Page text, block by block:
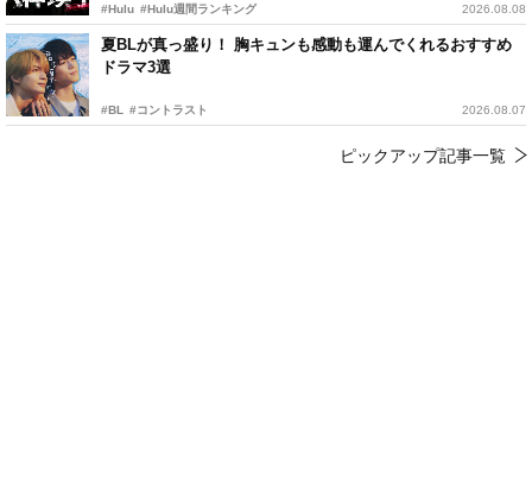
#Hulu #Hulu週間ランキング 2026.08.08
夏BLが真っ盛り！ 胸キュンも感動も運んでくれるおすすめ
ドラマ3選
#BL #コントラスト 2026.08.07
ピックアップ記事一覧